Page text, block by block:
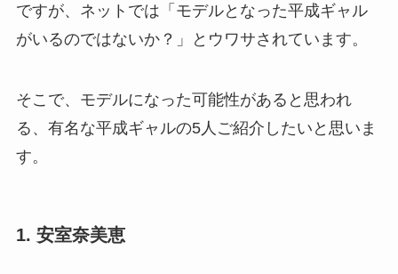
ですが、ネットでは「モデルとなった平成ギャル
がいるのではないか？」とウワサされています。
そこで、モデルになった可能性があると思われ
る、有名な平成ギャルの5人ご紹介したいと思いま
す。
1. 安室奈美恵